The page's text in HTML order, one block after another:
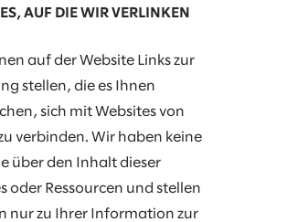
AUF DIE WIR VERLINKEN
auf der Website Links zur
stellen, die es Ihnen
sich mit Websites von
verbinden. Wir haben keine
über den Inhalt dieser
oder Ressourcen und stellen
nur zu Ihrer Information zur